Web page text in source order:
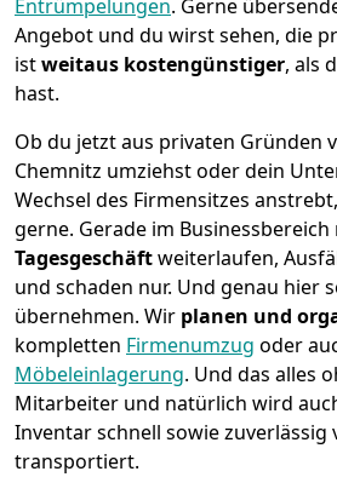
Entrümpelungen. Gerne
Angebot und du wirst sehen, die
istweitaus kostengünstiger, als
hast.
Ob du jetzt aus privaten Gründen
Chemnitz umziehst oder dein
Wechsel des Firmensitzes
gerne. Gerade im Businessbereich
Tagesgeschäftweiterlaufen,
und schaden nur. Und genau hier
übernehmen. Wir planen und
kompletten Firmenumzug oder
Möbeleinlagerung. Und das alles
Mitarbeiter und natürlich wird
Inventar schnell sowie zuverlässig
transportiert.